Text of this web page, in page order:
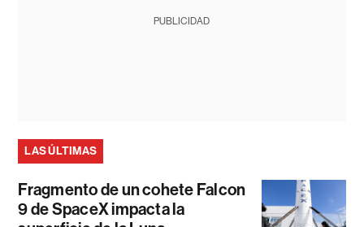
PUBLICIDAD
LAS ÚLTIMAS
Fragmento de un cohete Falcon
9 de SpaceX impacta la